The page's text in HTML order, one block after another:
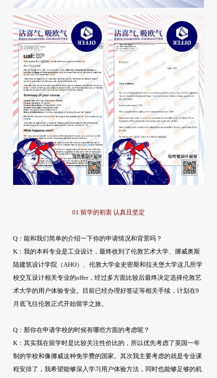
01 留学的初衷 认真且坚定
Q：能和我们简单的介绍一下你的申请情况和背景吗？
K：我的本科专业是工业设计，最终收到了伦敦艺术大学、挪威奥斯
陆建筑设计学院（AHO）、伦敦大学金史密斯和拉夫堡大学这几所学
校交互设计相关专业的offer，经过多方面比较后最终决定选择伦敦艺
术大学的用户体验专业。目前已经办理好签证等相关手续，计划在9
月底飞往伦敦正式开始留学之旅。
Q：那你在申请学校的时候有哪些方面的考虑呢？
K：其实我在留学时是比较关注性价比的，所以优先考虑了英国一年
制的学校和像挪威这种免学费的国家。其次我主要考虑的就是专业课
程安排了，我希望能够深入学习用户体验方法，同时也能够足够的机